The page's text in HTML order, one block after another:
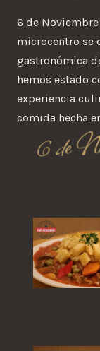
6 de
microcentro se
gastronómica
hemos estado
experiencia
comida hecha